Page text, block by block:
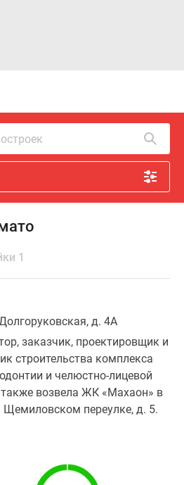
1
д. 4А
заказчик, проектировщик и
строительства комплекса
и челюстно-лицевой
возвела ЖК «Махаон» в
переулке, д. 5.